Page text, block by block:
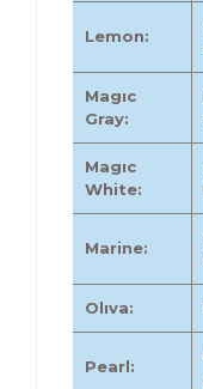
Lemon:
Magıc
Gray:
Magıc
White:
Marine:
Olıva:
Pearl: